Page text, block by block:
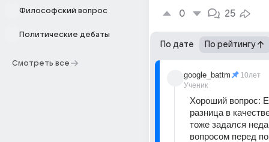
Философский вопрос
Политические дебаты
Смотреть все
0 25
По дате По рейтингу
google_battm
Ученик
10лет
Хороший вопрос:
разница в
тоже задался
вопросом перед